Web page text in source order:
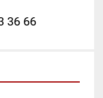
36 66